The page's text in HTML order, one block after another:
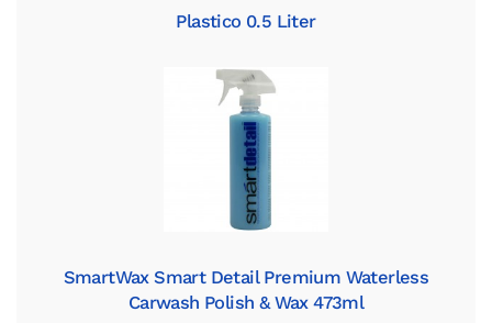
Plastico 0.5 Liter
SmartWax Smart Detail Premium Waterless
Carwash Polish & Wax 473ml